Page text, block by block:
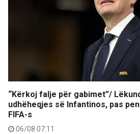
“Kërkoj falje për gabimet”/
udhëheqjes së Infantinos, pas
FIFA-s
06/08 07:11